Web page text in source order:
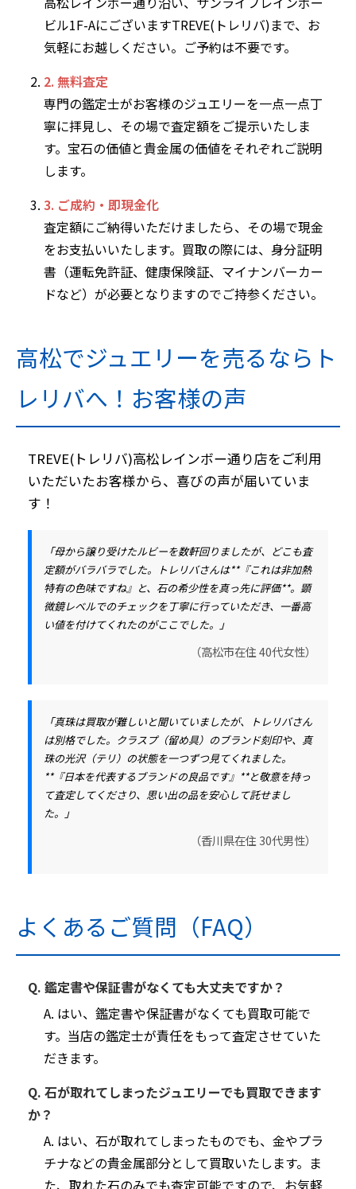
ビル1F-AにございますTREVE(トレリバ)まで、お
気軽にお越しください。ご予約は不要です。
2. 無料査定
専門の鑑定士がお客様のジュエリーを一点一点丁
寧に拝見し、その場で査定額をご提示いたしま
す。宝石の価値と貴金属の価値をそれぞれご説明
します。
3. ご成約・即現金化
査定額にご納得いただけましたら、その場で現金
をお支払いいたします。買取の際には、身分証明
書（運転免許証、健康保険証、マイナンバーカー
ドなど）が必要となりますのでご持参ください。
高松でジュエリーを売るならト
レリバへ！お客様の声
TREVE(トレリバ)高松レインボー通り店をご利用
いただいたお客様から、喜びの声が届いていま
す！
「母から譲り受けたルビーを数軒回りましたが、どこも査
定額がバラバラでした。トレリバさんは**『これは非加熱
特有の色味ですね』と、石の希少性を真っ先に評価**。 顕
微鏡レベルでのチェックを丁寧に行っていただき、一番高
い値を付けてくれたのがここでした。」
（高松市在住 40代女性）
「真珠は買取が難しいと聞いていましたが、トレリバさん
は別格でした。 クラスプ（留め具）のブランド刻印や、真
珠の光沢（テリ）の状態を一つずつ見てくれました。
**『日本を代表するブランドの良品です』**と敬意を持っ
て査定してくださり、思い出の品を安心して託せまし
た。」
（香川県在住 30代男性）
よくあるご質問（FAQ）
Q. 鑑定書や保証書がなくても大丈夫ですか？
A. はい、鑑定書や保証書がなくても買取可能で
す。当店の鑑定士が責任をもって査定させていた
だきます。
Q. 石が取れてしまったジュエリーでも買取できます
か？
A. はい、石が取れてしまったものでも、金やプラ
チナなどの貴金属部分として買取いたします。ま
た、取れた石のみでも査定可能ですので、お気軽